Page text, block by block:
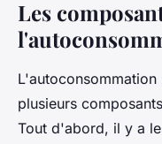
Les
plusieurs
Tout d'abord, il y a